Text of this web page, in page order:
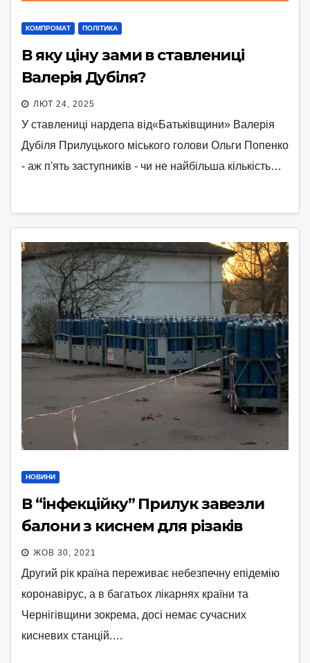
КОМПРОМАТ ПОЛІТИКА
В яку ціну зами в ставлениці
Валерія Дубіля?
ЛЮТ 24, 2025
У ставлениці нардепа від«Батьківщини» Валерія
Дубіля Прилуцького міського голови Ольги Попенко
- аж п'ять заступників - чи не найбільша кількість…
НОВИНИ
В “інфекційку” Прилук завезли
балони з киснем для різаків
ЖОВ 30, 2021
Другий рік країна переживає небезпечну епідемію
коронавірус, а в багатьох лікарнях країни та
Чернігівщини зокрема, досі немає сучасних
кисневих станцій.…